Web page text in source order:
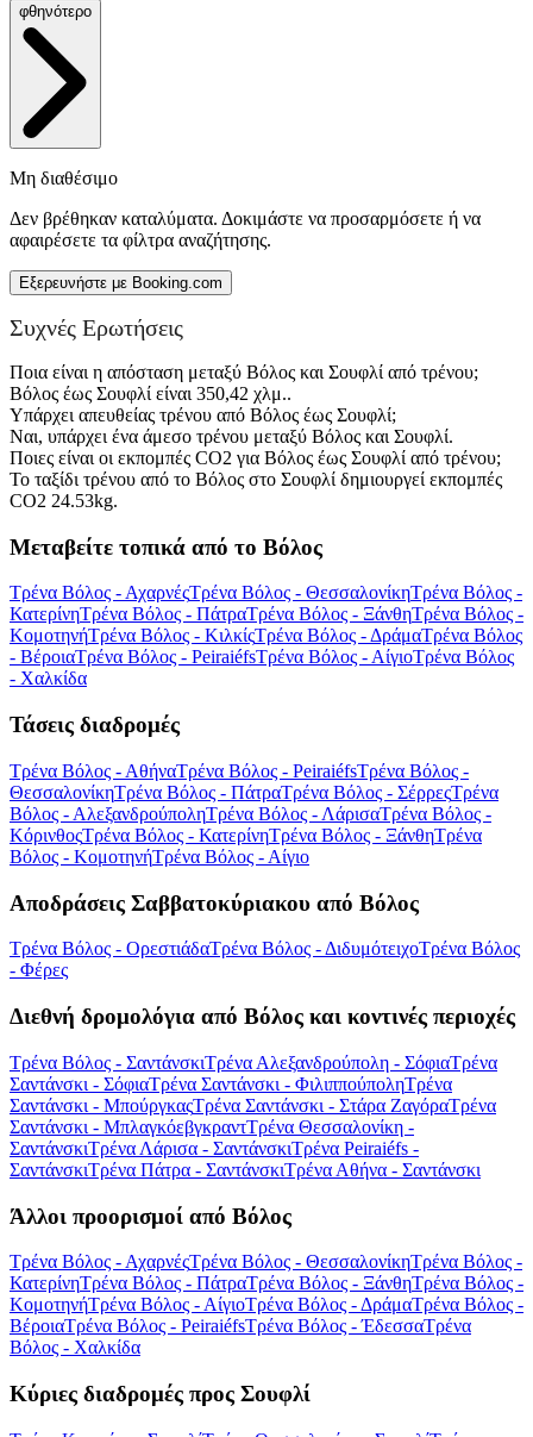
φθηνότερο
Μη διαθέσιμο
Δεν βρέθηκαν καταλύματα. Δοκιμάστε να προσαρμόσετε ή να
αφαιρέσετε τα φίλτρα αναζήτησης.
Εξερευνήστε με Booking.com
Συχνές Ερωτήσεις
Ποια είναι η απόσταση μεταξύ Βόλος και Σουφλί από τρένου;
Βόλος έως Σουφλί είναι 350,42 χλμ..
Υπάρχει απευθείας τρένου από Βόλος έως Σουφλί;
Ναι, υπάρχει ένα άμεσο τρένου μεταξύ Βόλος και Σουφλί.
Ποιες είναι οι εκπομπές CO2 για Βόλος έως Σουφλί από τρένου;
Το ταξίδι τρένου από το Βόλος στο Σουφλί δημιουργεί εκπομπές
CO2 24.53kg.
Μεταβείτε τοπικά από το Βόλος
Τρένα Βόλος - ΑχαρνέςΤρένα Βόλος - ΘεσσαλονίκηΤρένα Βόλος -
ΚατερίνηΤρένα Βόλος - ΠάτραΤρένα Βόλος - ΞάνθηΤρένα Βόλος -
ΚομοτηνήΤρένα Βόλος - ΚιλκίςΤρένα Βόλος - ΔράμαΤρένα Βόλος
- ΒέροιαΤρένα Βόλος - PeiraiéfsΤρένα Βόλος - ΑίγιοΤρένα Βόλος
- Χαλκίδα
Τάσεις διαδρομές
Τρένα Βόλος - ΑθήναΤρένα Βόλος - PeiraiéfsΤρένα Βόλος -
ΘεσσαλονίκηΤρένα Βόλος - ΠάτραΤρένα Βόλος - ΣέρρεςΤρένα
Βόλος - ΑλεξανδρούποληΤρένα Βόλος - ΛάρισαΤρένα Βόλος -
ΚόρινθοςΤρένα Βόλος - ΚατερίνηΤρένα Βόλος - ΞάνθηΤρένα
Βόλος - ΚομοτηνήΤρένα Βόλος - Αίγιο
Αποδράσεις Σαββατοκύριακου από Βόλος
Τρένα Βόλος - ΟρεστιάδαΤρένα Βόλος - ΔιδυμότειχοΤρένα Βόλος
- Φέρες
Διεθνή δρομολόγια από Βόλος και κοντινές περιοχές
Τρένα Βόλος - ΣαντάνσκιΤρένα Αλεξανδρούπολη - ΣόφιαΤρένα
Σαντάνσκι - ΣόφιαΤρένα Σαντάνσκι - ΦιλιππούποληΤρένα
Σαντάνσκι - ΜπούργκαςΤρένα Σαντάνσκι - Στάρα ΖαγόραΤρένα
Σαντάνσκι - ΜπλαγκόεβγκραντΤρένα Θεσσαλονίκη -
ΣαντάνσκιΤρένα Λάρισα - ΣαντάνσκιΤρένα Peiraiéfs -
ΣαντάνσκιΤρένα Πάτρα - ΣαντάνσκιΤρένα Αθήνα - Σαντάνσκι
Άλλοι προορισμοί από Βόλος
Τρένα Βόλος - ΑχαρνέςΤρένα Βόλος - ΘεσσαλονίκηΤρένα Βόλος -
ΚατερίνηΤρένα Βόλος - ΠάτραΤρένα Βόλος - ΞάνθηΤρένα Βόλος -
ΚομοτηνήΤρένα Βόλος - ΑίγιοΤρένα Βόλος - ΔράμαΤρένα Βόλος -
ΒέροιαΤρένα Βόλος - PeiraiéfsΤρένα Βόλος - ΈδεσσαΤρένα
Βόλος - Χαλκίδα
Κύριες διαδρομές προς Σουφλί